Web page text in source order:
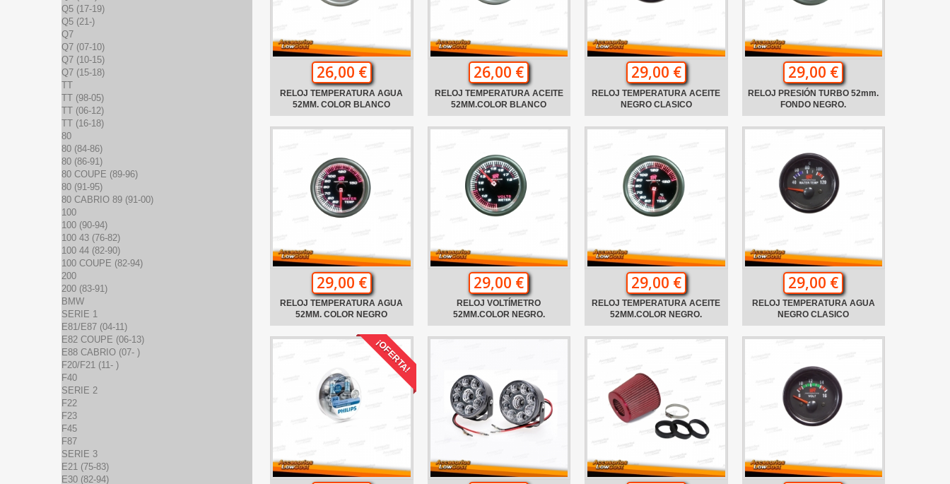
Q5 (17-19)
Q5 (21-)
Q7
Q7 (07-10)
Q7 (10-15)
Q7 (15-18)
TT
TT (98-05)
TT (06-12)
TT (16-18)
80
80 (84-86)
80 (86-91)
80 COUPE (89-96)
80 (91-95)
80 CABRIO 89 (91-00)
100
100 (90-94)
100 43 (76-82)
100 44 (82-90)
100 COUPE (82-94)
200
200 (83-91)
BMW
SERIE 1
E81/E87 (04-11)
E82 COUPE (06-13)
E88 CABRIO (07- )
F20/F21 (11- )
F40
SERIE 2
F22
F23
F45
F87
SERIE 3
E21 (75-83)
E30 (82-94)
26,00 €
RELOJ TEMPERATURA AGUA
52MM. COLOR BLANCO
26,00 €
RELOJ TEMPERATURA ACEITE
52MM.COLOR BLANCO
29,00 €
RELOJ TEMPERATURA ACEITE
NEGRO CLASICO
29,00 €
RELOJ PRESIÓN TURBO 52mm.
FONDO NEGRO.
29,00 €
RELOJ TEMPERATURA AGUA
52MM. COLOR NEGRO
29,00 €
RELOJ VOLTÍMETRO
52MM.COLOR NEGRO.
29,00 €
RELOJ TEMPERATURA ACEITE
52MM.COLOR NEGRO.
29,00 €
RELOJ TEMPERATURA AGUA
NEGRO CLASICO
¡OFERTA!